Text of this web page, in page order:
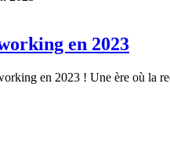
en 2023
en 2023 ! Une ère où la